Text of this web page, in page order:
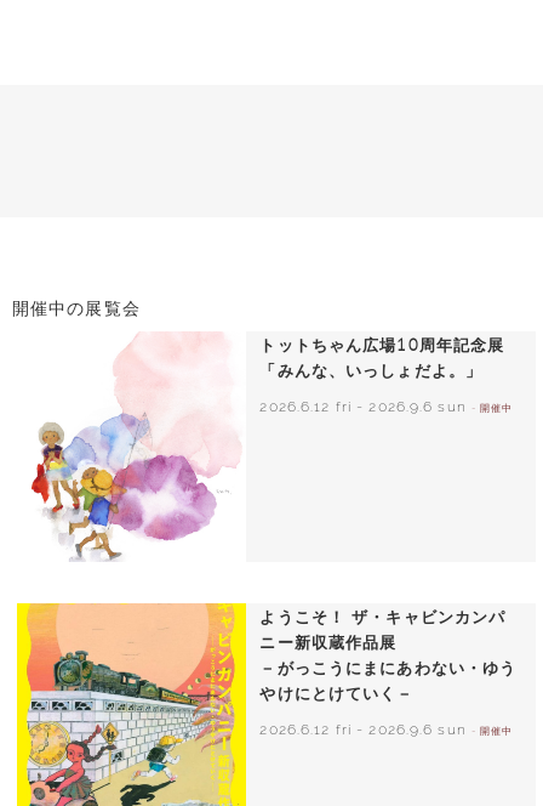
開催中の展覧会
トットちゃん広場10周年記念展
「みんな、いっしょだよ。」
2026.6.12 fri -2026.9.6 sun - 開催中
ようこそ！ ザ・キャビンカンパ
ニー新収蔵作品展
－がっこうにまにあわない・ゆう
やけにとけていく－
2026.6.12 fri - 2026.9.6 sun - 開催中